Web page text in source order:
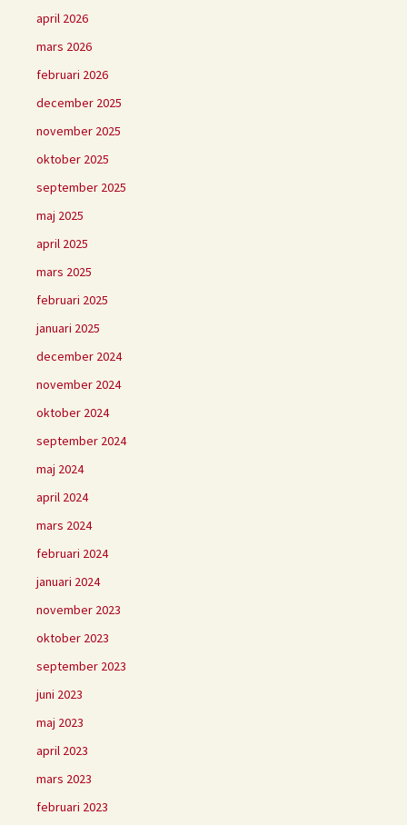
april 2026
mars 2026
februari 2026
december 2025
november 2025
oktober 2025
september 2025
maj 2025
april 2025
mars 2025
februari 2025
januari 2025
december 2024
november 2024
oktober 2024
september 2024
maj 2024
april 2024
mars 2024
februari 2024
januari 2024
november 2023
oktober 2023
september 2023
juni 2023
maj 2023
april 2023
mars 2023
februari 2023